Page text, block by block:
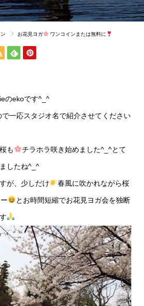
お花見ヨガ ワンコインまたは無料に
のekoです^_^
一応スタジオ名で紹介させてください
も チラホラ咲き始めました^_^とて
したね^_^
が、少しだけ 春風に吹かれながら桜
とお時間短縮でお花見ヨガ会を独断